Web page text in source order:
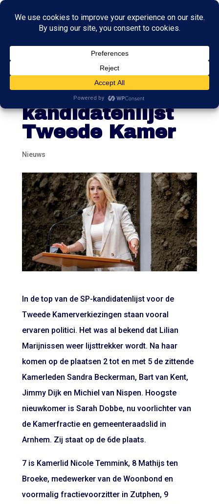
SP kiest voor
ervaring in top
kandidatenlijst
Tweede Kamer
Nieuws
In de top van de SP-kandidatenlijst voor de
Tweede Kamerverkiezingen staan vooral
ervaren politici. Het was al bekend dat Lilian
Marijnissen weer lijsttrekker wordt. Na haar
komen op de plaatsen 2 tot en met 5 de zittende
Kamerleden Sandra Beckerman, Bart van Kent,
Jimmy Dijk en Michiel van Nispen. Hoogste
nieuwkomer is Sarah Dobbe, nu voorlichter van
de Kamerfractie en gemeenteraadslid in
Arnhem. Zij staat op de 6de plaats.
7 is Kamerlid Nicole Temmink, 8 Mathijs ten
Broeke, medewerker van de Woonbond en
voormalig fractievoorzitter in Zutphen, 9